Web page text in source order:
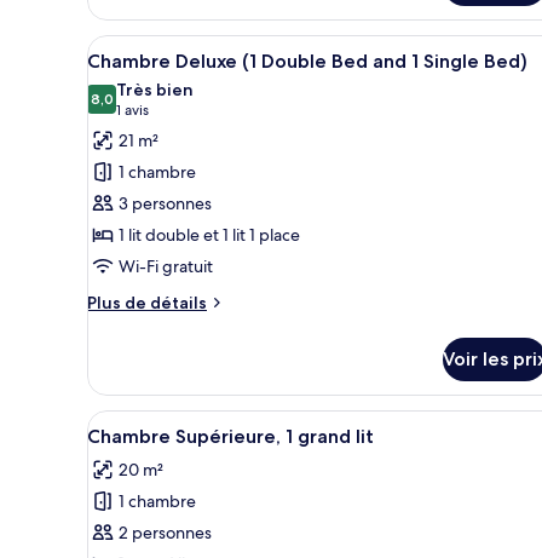
plusieurs
lits
le
type
de
chambre
Appartement
Familial,
plusieurs
lits
Afficher
toutes
les
photos
pour
ce
type
de
chambre :
Chambre
Double
Bed
and
1
Single
Bed)
Une chambre d’hôtel avec
12
Chambre Deluxe (1 Double Bed and 1 Single Bed)
8,08,0 sur 10
Très bien
1 avis
(1 avis)
21 m²
1 chambre
3 personnes
1 lit double et 1 lit 1 place
Wi-Fi gratuit
Plus de détails
Plus
le
type
de
Chambre
Deluxe
(1
Double
Voir les
Afficher
toutes
les
photos
pour
Chambre Supérieure, 1
10
Chambre Supérieure, 1 grand lit
20 m²
1 chambre
2 personnes